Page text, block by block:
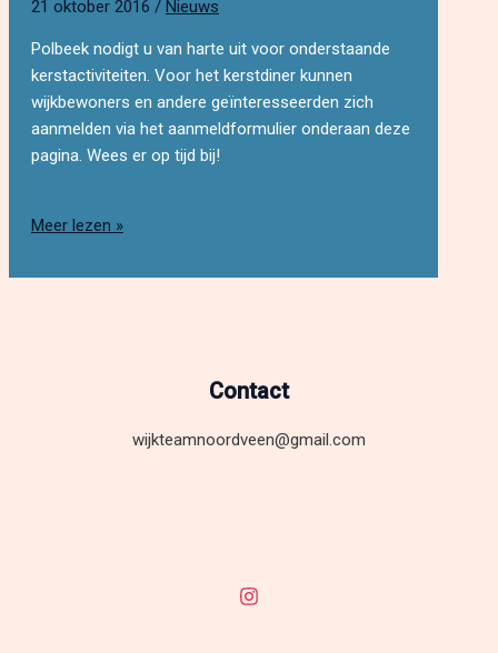
21 oktober 2016 / Nieuws
Polbeek nodigt u van harte uit voor onderstaande
kerstactiviteiten. Voor het kerstdiner kunnen
wijkbewoners en andere geïnteresseerden zich
aanmelden via het aanmeldformulier onderaan deze
pagina. Wees er op tijd bij!
Kerstactiviteiten
Meer lezen »
Contact
wijkteamnoordveen@gmail.com